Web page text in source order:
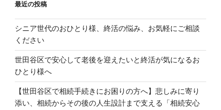
ン
最近の投稿
シニア世代のおひとり様、終活の悩み、お気軽にご相談
ください
世田谷区で安心して老後を迎えたいと終活が気になるお
ひとり様へ
【世田谷区で相続手続きにお困りの方へ】悲しみに寄り
添い、相続からその後の人生設計まで支える「相続安心